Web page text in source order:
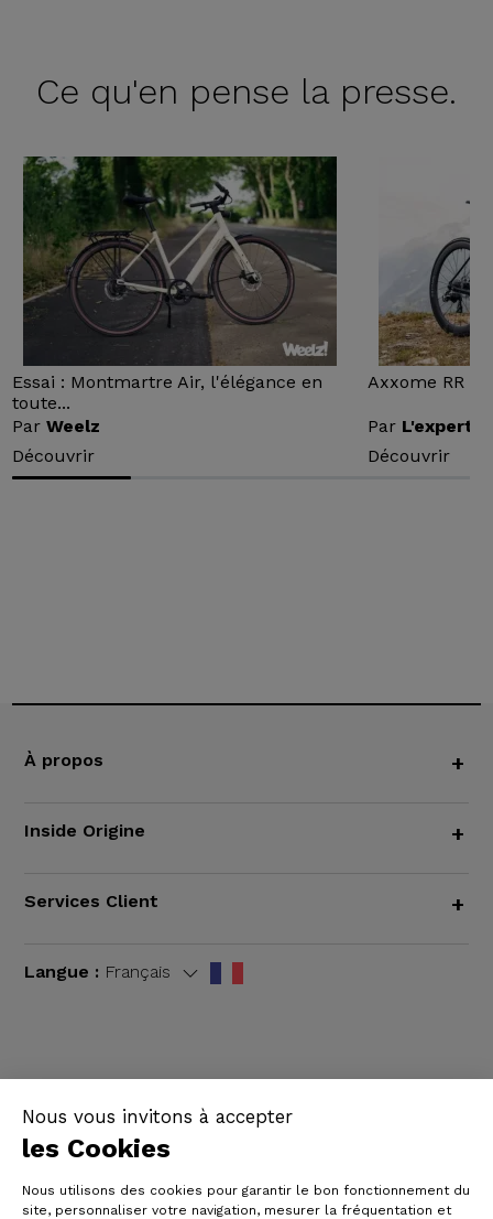
Nous vous invitons à accepter
les Cookies
Nous utilisons des cookies pour garantir le bon fonctionnement du
site, personnaliser votre navigation, mesurer la fréquentation et
Ce qu'en pense la presse.
Essai : Montmartre Air, l'élégance en
toute...
ParWeelz
Découvrir
Axxome RR :
Par L'expert
Découvrir
À propos +
Inside Origine +
Services Client +
Langue : Français